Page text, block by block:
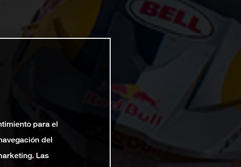
para el
del
Las